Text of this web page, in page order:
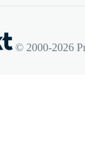
© 2000-2026